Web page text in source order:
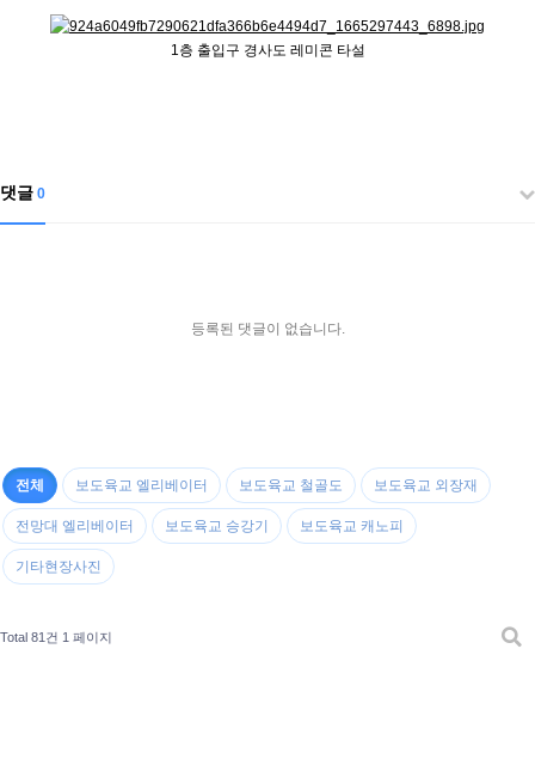
1층 출입구 경사도 레미콘 타설
댓글 0
등록된 댓글이 없습니다.
전체 보도육교 엘리베이터 보도육교 철골도 보도육교 외장재
전망대 엘리베이터 보도육교 승강기 보도육교 캐노피
기타현장사진
Total 81건 1 페이지